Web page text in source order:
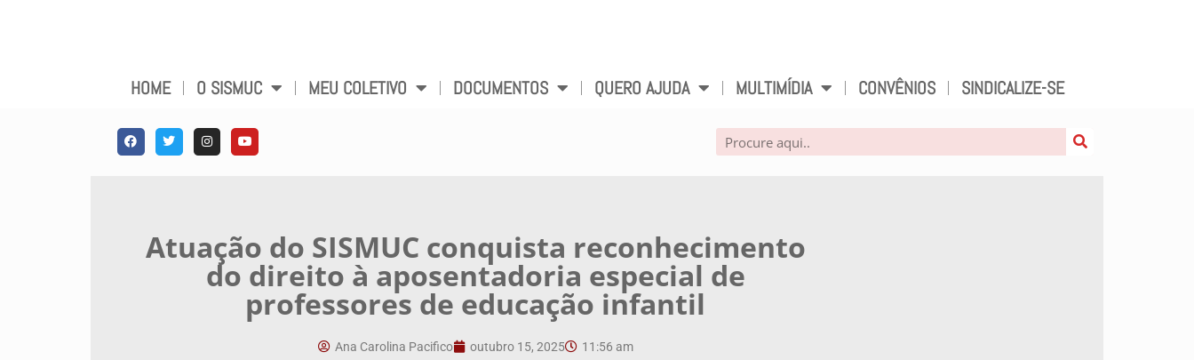
HOME O SISMUC MEU COLETIVO DOCUMENTOS QUERO AJUDA MULTIMÍDIA CONVÊNIOS SINDICALIZE-SE
Atuação do SISMUC conquista reconhecimento
do direito à aposentadoria especial de
professores de educação infantil
Ana Carolina Pacifico outubro 15, 2025 11:56 am